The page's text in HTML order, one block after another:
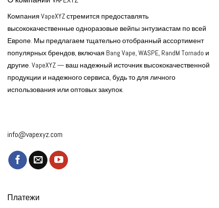
Компания VapeXYZ стремится предоставлять
высококачественные одноразовые вейпы энтузиастам по всей
Европе. Мы предлагаем тщательно отобранный ассортимент
популярных брендов, включая Bang Vape, WASPE, RandM Tornado и
другие. VapeXYZ — ваш надежный источник высококачественной
продукции и надежного сервиса, будь то для личного
использования или оптовых закупок.
info@vapexyz.com
Платежи